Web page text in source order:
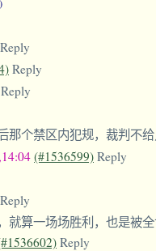
Reply
Reply
Reply
个禁区内犯规，裁判不
(#1536599) Reply
Reply
算一场场胜利，也是被
Reply